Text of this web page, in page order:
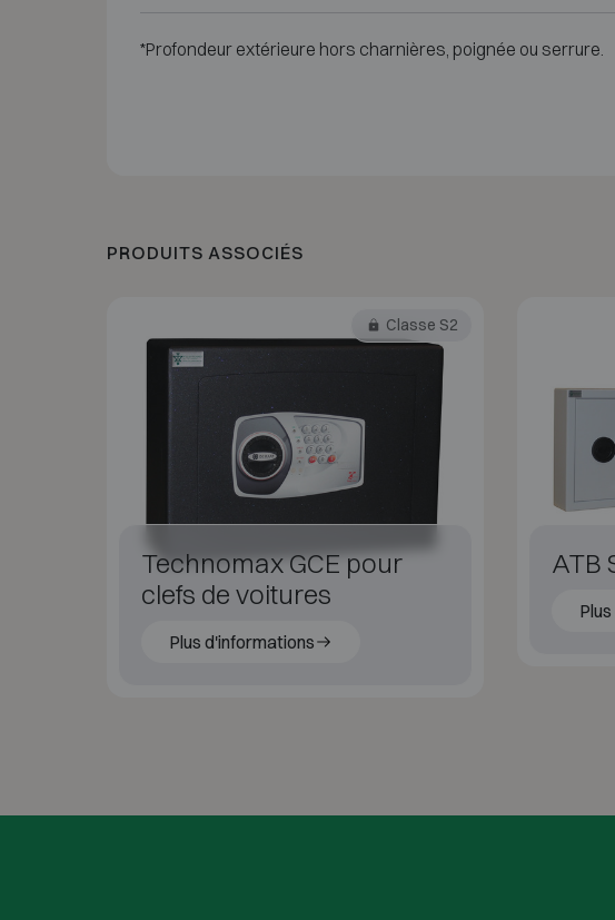
*Profondeur extérieure hors charnières, poignée ou serrure.
PRODUITS ASSOCIÉS
Classe S2
Technomax GCE pour
clefs de voitures
Plus d'informations
ATB